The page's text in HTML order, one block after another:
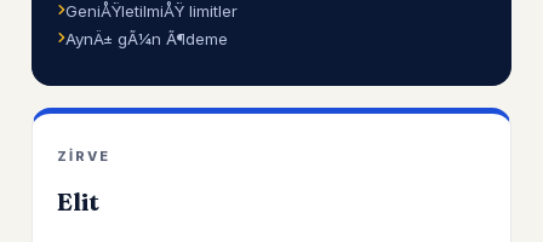
GeniÅŸletilmiÅŸ limitler
AynÄ± gÃ¼n Ã¶deme
ZIRVE
Elit